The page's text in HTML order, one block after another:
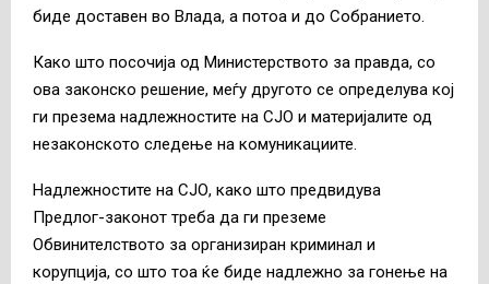
биде доставен во Влада, а потоа и до Собранието.
Како што посочија од Министерството за правда, со
ова законско решение, меѓу другото се определува кој
ги презема надлежностите на СЈО и материјалите од
незаконското следење на комуникациите.
Надлежностите на СЈО, како што предвидува
Предлог-законот треба да ги преземе
Обвинителството за организиран криминал и
корупција, со што тоа ќе биде надлежно за гонење на